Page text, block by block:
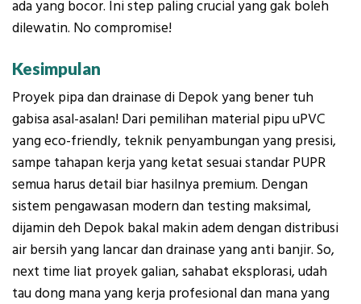
ada yang bocor. Ini step paling crucial yang gak boleh
dilewatin. No compromise!
Kesimpulan
Proyek pipa dan drainase di Depok yang bener tuh
gabisa asal-asalan! Dari pemilihan material pipu uPVC
yang eco-friendly, teknik penyambungan yang presisi,
sampe tahapan kerja yang ketat sesuai standar PUPR
semua harus detail biar hasilnya premium. Dengan
sistem pengawasan modern dan testing maksimal,
dijamin deh Depok bakal makin adem dengan distribusi
air bersih yang lancar dan drainase yang anti banjir. So,
next time liat proyek galian, sahabat eksplorasi, udah
tau dong mana yang kerja profesional dan mana yang